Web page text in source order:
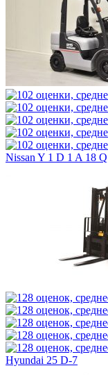
Nissan Y 1 D 1 A 18 Q
Hyundai 25 D-7